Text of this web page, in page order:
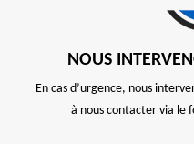
NOUS
En cas d’urgence, nous
à nous contacter via le